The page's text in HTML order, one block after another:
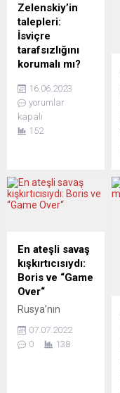
Zelenskiy’in
talepleri:
İsviçre
tarafsızlığını
korumalı mı?
Başkanı
Volodimir
Zelenskiy,
perşembe günü
video konferans
aracılığıyla hitap
etti ve
bulundu.
Zelenskiy,
İsviçre’nin
tarafsızlığını
gerekçe
şimdiye kadar
reddettiği
16.06.2023
yorumlar
kapalı
152
En ateşli savaş
kışkırtıcısıydı:
Boris ve “Game
Over“
Rusya’nın
Ukrayna’ya
askeri
müdahalesi dört
07.07.2022
0
138